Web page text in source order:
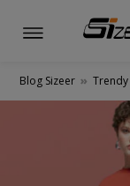
Blog Sizeer » Trendy